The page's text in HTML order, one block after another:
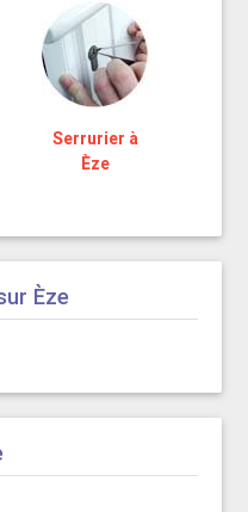
Serrurier à
Èze
Èze